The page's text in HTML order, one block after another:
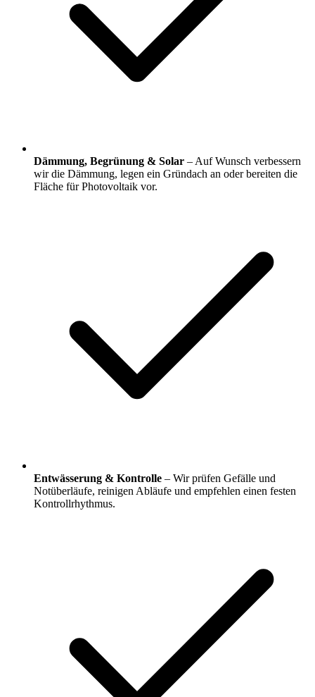
Dämmung, Begrünung & Solar – Auf Wunsch verbessern
wir die Dämmung, legen ein Gründach an oder bereiten die
Fläche für Photovoltaik vor.
Entwässerung & Kontrolle – Wir prüfen Gefälle und
Notüberläufe, reinigen Abläufe und empfehlen einen festen
Kontrollrhythmus.